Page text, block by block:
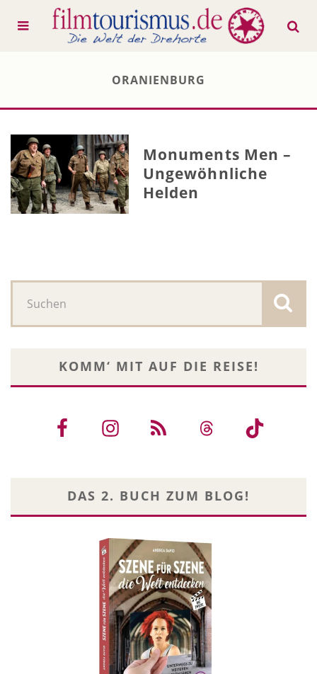
ORANIENBURG
Monuments Men –
Ungewöhnliche
Helden
KOMM‘ MIT AUF DIE REISE!
DAS 2. BUCH ZUM BLOG!